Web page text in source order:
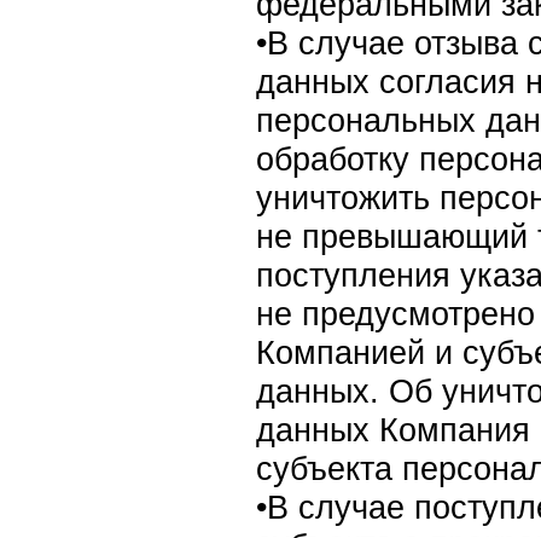
•В случае отзыва
данных согласия
персональных
обработку
уничтожить
не превышающий
поступления
не
Компанией и
данных. Об
данных Компания
субъекта
•В случае